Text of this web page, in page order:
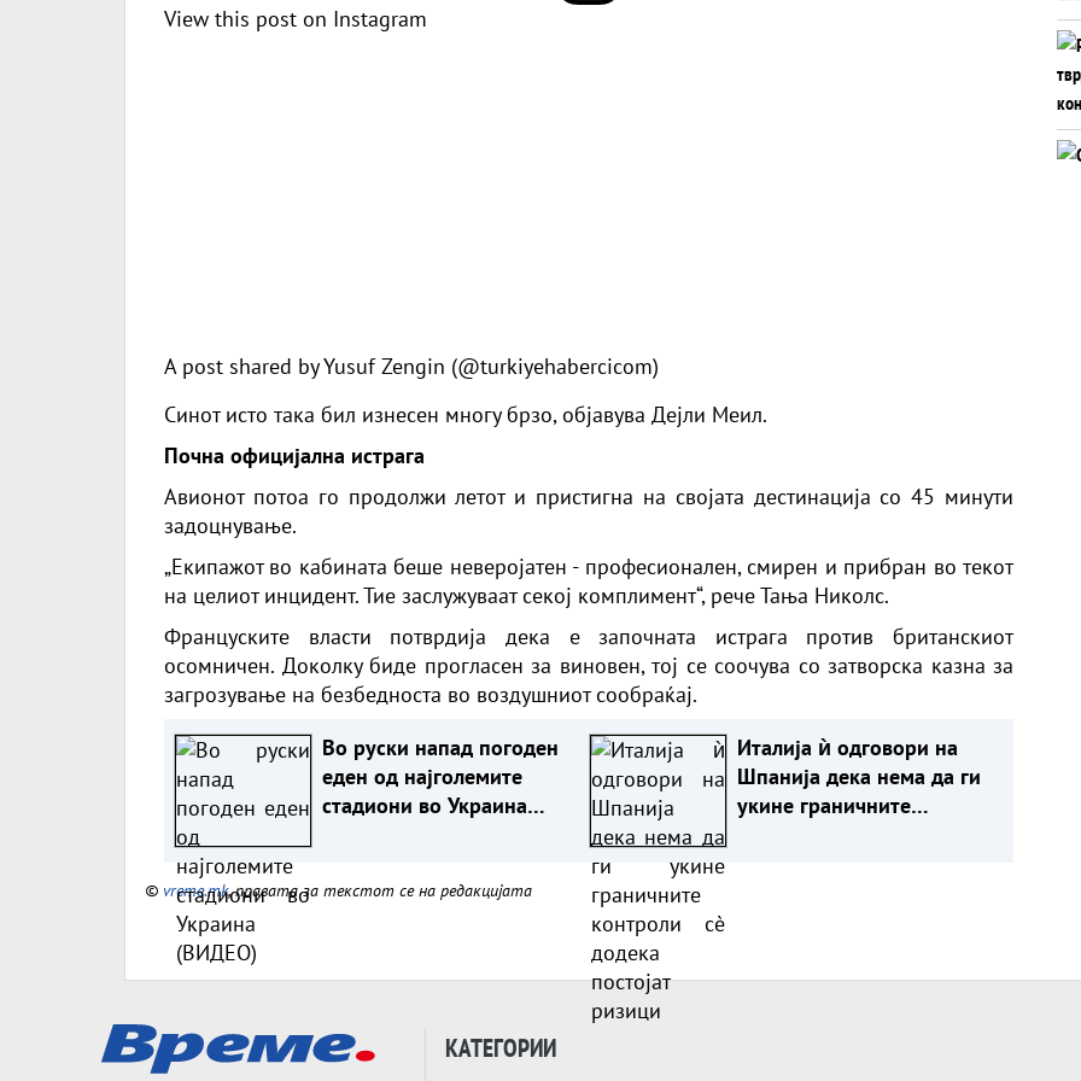
View this post on Instagram
A post shared by Yusuf Zengin (@turkiyehabercicom)
Синот исто така бил изнесен многу брзо, објавува Дејли Меил.
Почна официјална истрага
Авионот потоа го продолжи летот и пристигна на својата дестинација со 45 минути
задоцнување.
„Екипажот во кабината беше неверојатен - професионален, смирен и прибран во текот
на целиот инцидент. Тие заслужуваат секој комплимент“, рече Тања Николс.
Француските власти потврдија дека е започната истрага против британскиот
осомничен. Доколку биде прогласен за виновен, тој се соочува со затворска казна за
загрозување на безбедноста во воздушниот сообраќај.
Во руски напад погоден
еден од најголемите
стадиони во Украина
Италија ѝ одговори на
Шпанија дека нема да ги
укине граничните
© vreme.mk, правата за текстот се на редакцијата
КАТЕГОРИИ